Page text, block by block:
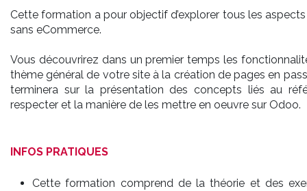
Cette formation a pour objectif d’explorer tous les aspects
sans eCommerce.
Vous découvrirez dans un premier temps les
thème général de votre site à la création de pages en
terminera sur la présentation des concepts liés au
respecter et la manière de les mettre en oeuvre sur Odoo.
INFOS PRATIQUES
Cette formation comprend de la théorie et des